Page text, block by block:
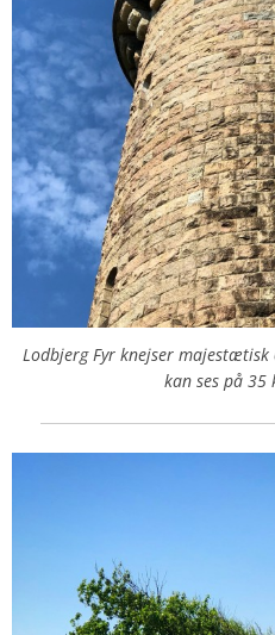
Lodbjerg Fyr knejser
kan ses på 35